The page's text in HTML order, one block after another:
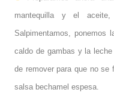
mantequilla y el
Salpimentamos, ponemos
caldo de gambas y la
de remover para que no se
salsa bechamel espesa.